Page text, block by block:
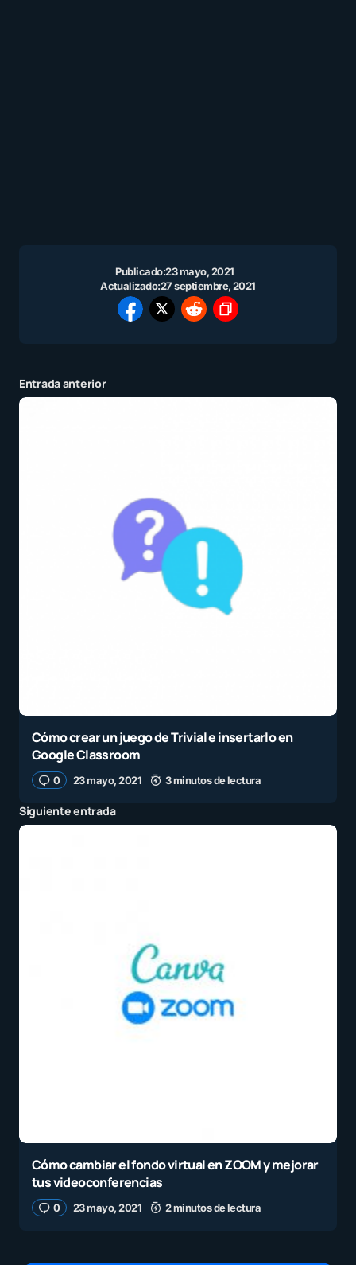
Publicado:23 mayo, 2021
Actualizado:27 septiembre, 2021
Entrada anterior
Cómo crear un juego de Trivial e insertarlo en
Google Classroom
0 23 mayo, 2021 3 minutos de lectura
Siguiente entrada
Cómo cambiar el fondo virtual en ZOOM y mejorar
tus videoconferencias
0 23 mayo, 2021 2 minutos de lectura